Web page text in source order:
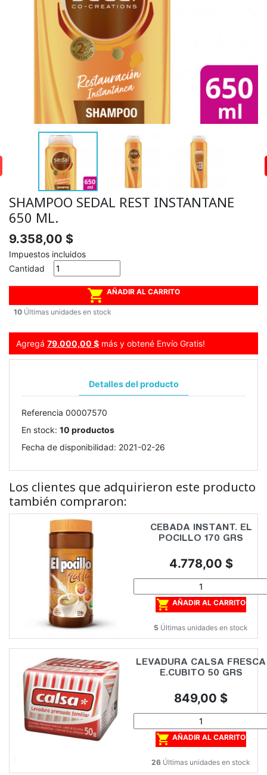
SHAMPOO SEDAL REST INSTANTANE
650 ML.
9.358,00 $
Impuestos incluidos
Cantidad
 AÑADIR AL CARRITO
10 Últimas unidades en stock
Agregá 79.000,00 $ más y obtené Envío Gratis!
Detalles del producto
Referencia 00007570
En stock: 10 productos
Fecha de disponibilidad: 2021-02-26
Los clientes que adquirieron este producto
también compraron:
CEBADA INSTANT. EL
POCILLO 170 GRS
Precio
4.778,00 $
 AÑADIR AL CARRITO
5 Últimas unidades en stock
LEVADURA CALSA FRESCA
E.CUBITO 50 GRS
Precio
849,00 $
 AÑADIR AL CARRITO
26 Últimas unidades en stock